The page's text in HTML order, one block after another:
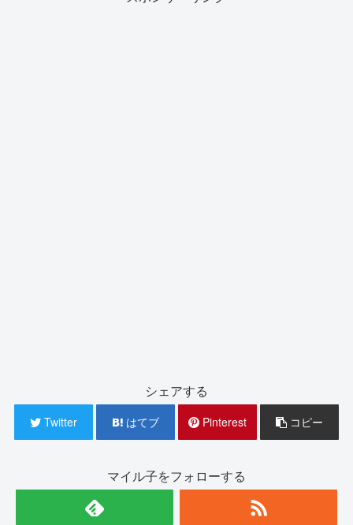
シェアする
Twitter はてブ Pinterest コピー
マイル子をフォローする